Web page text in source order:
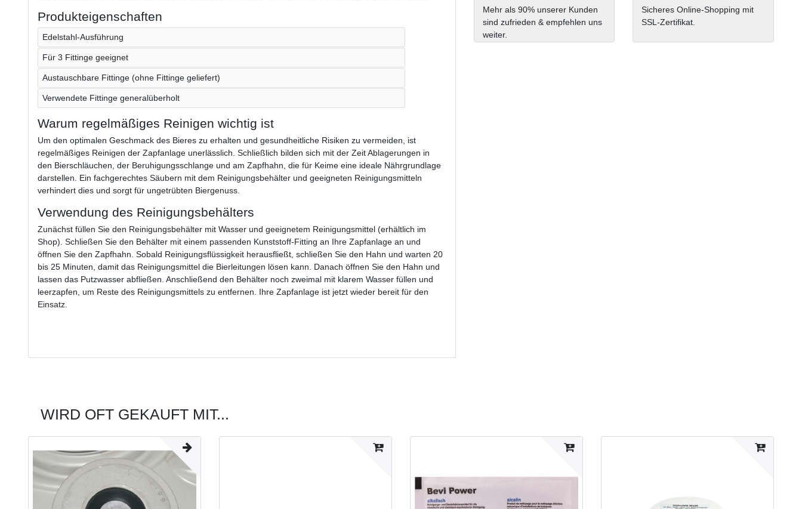
Produkteigenschaften
Edelstahl-Ausführung
Für 3 Fittinge geeignet
Austauschbare Fittinge (ohne Fittinge geliefert)
Verwendete Fittinge generalüberholt
Warum regelmäßiges Reinigen wichtig ist
Um den optimalen Geschmack des Bieres zu erhalten und gesundheitliche Risiken zu vermeiden, ist
regelmäßiges Reinigen der Zapfanlage unerlässlich. Schließlich bilden sich mit der Zeit Ablagerungen in
den Bierschläuchen, der Beruhigungsschlange und am Zapfhahn, die für Keime eine ideale Nährgrundlage
darstellen. Ein fachgerechtes Säubern mit dem Reinigungsbehälter und geeigneten Reinigungsmitteln
verhindert dies und sorgt für ungetrübten Biergenuss.
Verwendung des Reinigungsbehälters
Zunächst füllen Sie den Reinigungsbehälter mit Wasser und geeignetem Reinigungsmittel (erhältlich im
Shop). Schließen Sie den Behälter mit einem passenden Kunststoff-Fitting an Ihre Zapfanlage an und
öffnen Sie den Zapfhahn. Sobald Reinigungsflüssigkeit herausfließt, schließen Sie den Hahn und warten 20
bis 25 Minuten, damit das Reinigungsmittel die Bierleitungen lösen kann. Danach öffnen Sie den Hahn und
lassen das Putzwasser abfließen. Anschließend den Behälter noch zweimal mit klarem Wasser füllen und
leerzapfen, um Reste des Reinigungsmittels zu entfernen. Ihre Zapfanlage ist jetzt wieder bereit für den
Einsatz.
Mehr als 90% unserer Kunden
sind zufrieden & empfehlen uns
weiter.
Sicheres Online-Shopping mit
SSL-Zertifikat.
WIRD OFT GEKAUFT MIT...